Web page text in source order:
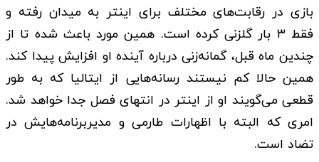
بازی در رقابت‌های مختلف برای اینتر به میدان رفته و
فقط ۳ بار گلزنی کرده است. همین مورد باعث شده تا از
چندین ماه قبل، گمانه‌زنی درباره آینده او افزایش پیدا کند.
همین حالا کم نیستند رسانه‌هایی از ایتالیا که به طور
قطعی می‌گویند او از اینتر در انتهای فصل جدا خواهد شد.
امری که البته با اظهارات طارمی و مدیربرنامه‌هایش در
تضاد است.